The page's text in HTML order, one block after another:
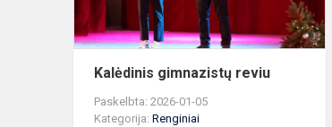
Kalėdinis gimnazistų reviu
Paskelbta: 2026-01-05
Kategorija: Renginiai